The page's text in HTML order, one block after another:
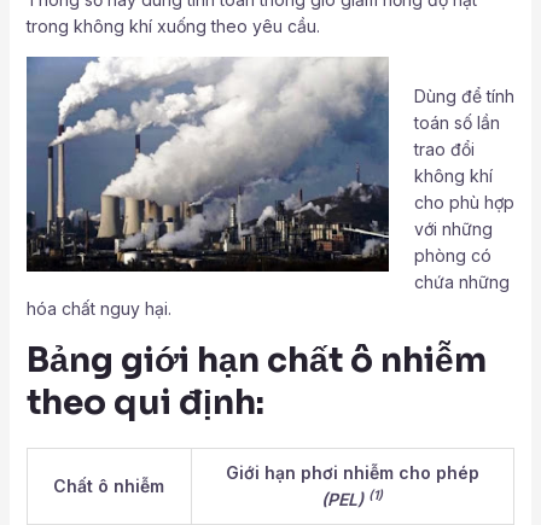
trong không khí xuống theo yêu cầu.
Dùng để tính
toán số lần
trao đổi
không khí
cho phù hợp
với những
phòng có
chứa những
hóa chất nguy hại.
Bảng giới hạn chất ô nhiễm
theo qui định:
Chất ô nhiễm
Giới hạn phơi nhiễm cho phép
(PEL) (1)